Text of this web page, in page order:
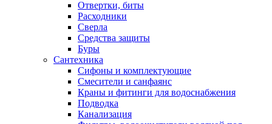
Отвертки, биты
Расходники
Сверла
Средства защиты
Буры
Сантехника
Сифоны и комплектующие
Смесители и санфаянс
Краны и фитинги для водоснабжения
Подводка
Канализация